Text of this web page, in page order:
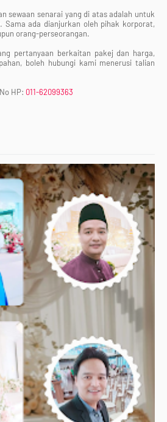
sewaan senarai yang di atas adalah untuk
Sama ada dianjurkan oleh pihak korporat,
orang-perseorangan.
pertanyaan berkaitan pakej dan harga,
boleh hubungi kami menerusi talian
HP: 011-62099363